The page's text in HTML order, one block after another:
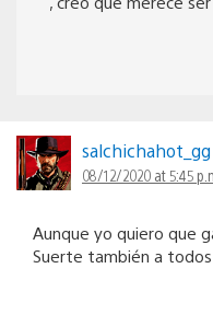
salchichahot_gg
08/12/2020 at 5:45
Aunque yo quiero que
Suerte también a